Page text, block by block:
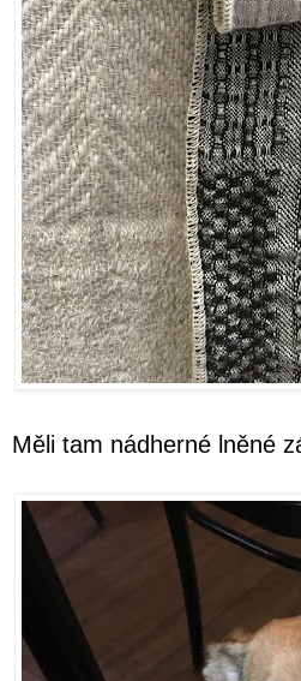
Měli tam nádherné lněné